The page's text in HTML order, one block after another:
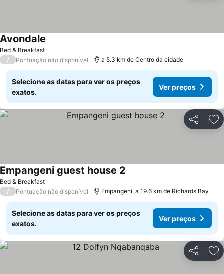
Bed & Breakfast
Avondale
/ Pontuação não disponível a 5.3 km de Centro da cidade
Selecione as datas para ver os preços
exatos.
Ver preços
Partilhar
Bed & Breakfast
Empangeni guest house 2
/ Pontuação não disponível Empangeni, a 19.6 km de Richards Bay
Selecione as datas para ver os preços
exatos.
Ver preços
Partilhar